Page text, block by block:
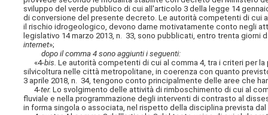
sviluppo del verde pubblico di cui all'articolo 3 della legge 14
di conversione del presente decreto. Le autorità competenti di cui
il rischio idrogeologico, devono darne motivatamente conto negli
legislativo 14 marzo 2013, n. 33, sono pubblicati, entro trenta
internet»;
dopo il comma 4 sono aggiunti i seguenti:
«4-bis. Le autorità competenti di cui al comma 4, tra i criteri per
silvicoltura nelle città metropolitane, in coerenza con quanto
3 aprile 2018, n. 34, tengono conto principalmente delle aree che
4-ter. Lo svolgimento delle attività di rimboschimento di cui al
fluviale e nella programmazione degli interventi di contrasto al
in forma singola o associata, nel rispetto della disciplina prevista